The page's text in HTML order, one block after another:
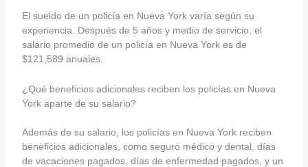
El sueldo de un policía en Nueva York varía según su
experiencia. Después de 5 años y medio de servicio, el
salario promedio de un policía en Nueva York es de
$121,589 anuales.
¿Qué beneficios adicionales reciben los policías en Nueva
York aparte de su salario?
Además de su salario, los policías en Nueva York reciben
beneficios adicionales, como seguro médico y dental, días
de vacaciones pagados, días de enfermedad pagados, y un